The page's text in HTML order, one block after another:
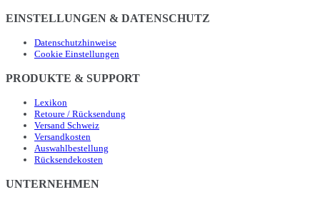
EINSTELLUNGEN & DATENSCHUTZ
Datenschutzhinweise
Cookie Einstellungen
PRODUKTE & SUPPORT
Lexikon
Retoure / Rücksendung
Versand Schweiz
Versandkosten
Auswahlbestellung
Rücksendekosten
UNTERNEHMEN